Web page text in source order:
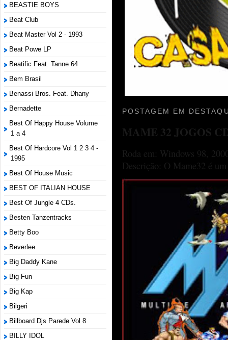
BEASTIE BOYS
Beat Club
Beat Master Vol 2 - 1993
Beat Powe LP
Beatific Feat. Tanne 64
Bem Brasil
Benassi Bros. Feat. Dhany
Bernadette
Best Of Happy House Volume
1 a 4
Best Of Hardcore Vol 1 2 3 4 -
1995
Best Of House Music
BEST OF ITALIAN HOUSE
Best Of Jungle 4 CDs.
Besten Tanzentracks
Betty Boo
Beverlee
Big Daddy Kane
Big Fun
Big Kap
Bilgeri
Billboard Djs Parede Vol 8
BILLY IDOL
POSTAGEM EM
MAME 32 JOGOS
Roda em: Windows 98,
Descrição: O Mame32 é